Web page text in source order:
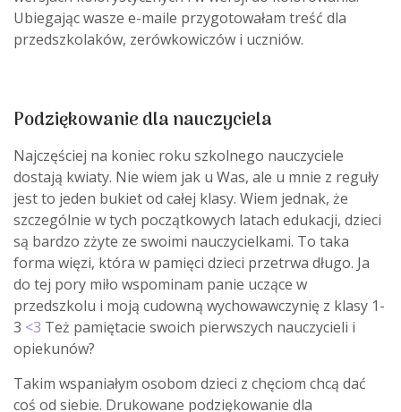
Ubiegając wasze e-maile przygotowałam treść dla
przedszkolaków, zerówkowiczów i uczniów.
Podziękowanie dla nauczyciela
Najczęściej na koniec roku szkolnego nauczyciele
dostają kwiaty. Nie wiem jak u Was, ale u mnie z reguły
jest to jeden bukiet od całej klasy. Wiem jednak, że
szczególnie w tych początkowych latach edukacji, dzieci
są bardzo zżyte ze swoimi nauczycielkami. To taka
forma więzi, która w pamięci dzieci przetrwa długo. Ja
do tej pory miło wspominam panie uczące w
przedszkolu i moją cudowną wychowawczynię z klasy 1-
3 <3 Też pamiętacie swoich pierwszych nauczycieli i
opiekunów?
Takim wspaniałym osobom dzieci z chęciom chcą dać
coś od siebie. Drukowane podziękowanie dla